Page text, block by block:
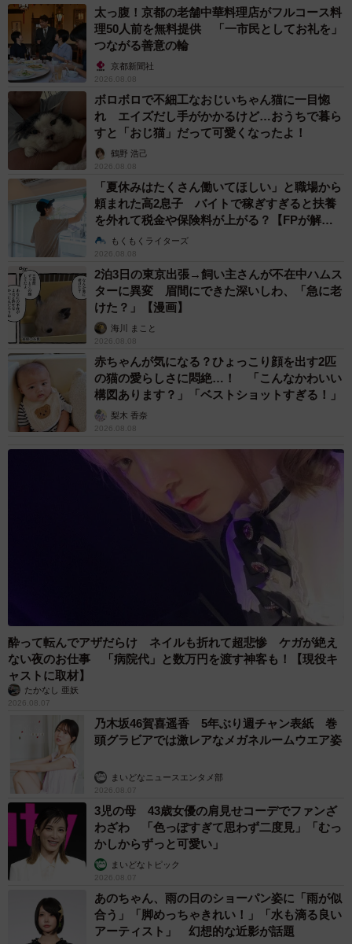
太っ腹！京都の老舗中華料理店がフルコース料
理50人前を無料提供 「一市民としてお礼を」
つながる善意の輪
京都新聞社
2026.08.08
ボロボロで不細工なおじいちゃん猫に一目惚
れ エイズだし手がかかるけど…おうちで暮ら
すと「おじ猫」だって可愛くなったよ！
鶴野 浩己
2026.08.08
「夏休みはたくさん働いてほしい」と職場から
頼まれた高2息子 バイトで稼ぎすぎると扶養
を外れて税金や保険料が上がる？【FPが解
説】もくもくライターズ
2026.08.08
2泊3日の東京出張→飼い主さんが不在中ハムス
ターに異変 眉間にできた深いしわ、「急に老
けた？」【漫画】
海川 まこと
2026.08.08
赤ちゃんが気になる？ひょっこり顔を出す2匹
の猫の愛らしさに悶絶…！ 「こんなかわいい
構図あります？」「ベストショットすぎる！」
梨木 香奈
2026.08.08
酔って転んでアザだらけ ネイルも折れて超悲惨 ケガが絶え
ない夜のお仕事 「病院代」と数万円を渡す神客も！【現役キ
ャストに取材】
たかなし 亜妖
2026.08.07
乃木坂46賀喜遥香 5年ぶり週チャン表紙 巻
頭グラビアでは激レアなメガネルームウエア姿
まいどなニュースエンタメ部
2026.08.07
3児の母 43歳女優の肩見せコーデでファンざ
わざわ 「色っぽすぎて思わず二度見」「むっ
かしからずっと可愛い」
まいどなトピック
2026.08.07
あのちゃん、雨の日のショーパン姿に「雨が似
合う」「脚めっちゃきれい！」「水も滴る良い
アーティスト」 幻想的な近影が話題